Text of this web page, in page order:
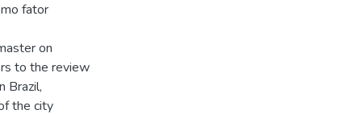
fator
on
to the review
Brazil,
the city